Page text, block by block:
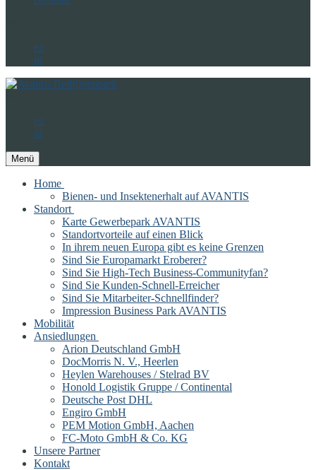
en
nl
en
nl
Menü
Home
Bienen- und Insektenerhalt auf AVANTIS
Standort
Karte Gewerbepark AVANTIS
Standortvorteile auf einen Blick
In ihrem neuen Europa gibt es keine Grenzen
Sind Sie Europamarkt Eroberer?
Sind Sie High-Tech Business-Communityfan?
Sind Sie Kunden-Schnell-Erreicher
Sind Sie Mitarbeiter-Schnellfinder?
Impression Business Park AVANTIS
Mobilität
Ansiedlungen
Arion Deutschland GmbH
DocMorris N. V., Heerlen
Heylen Warehouses / Stelrad BV
Honold Logistik Gruppe / Continental
Deutsche Post DHL
Engiro GmbH
PEM Motion GmbH, Aachen
FC-Moto GmbH & Co. KG
Unsere Partner
Kontakt